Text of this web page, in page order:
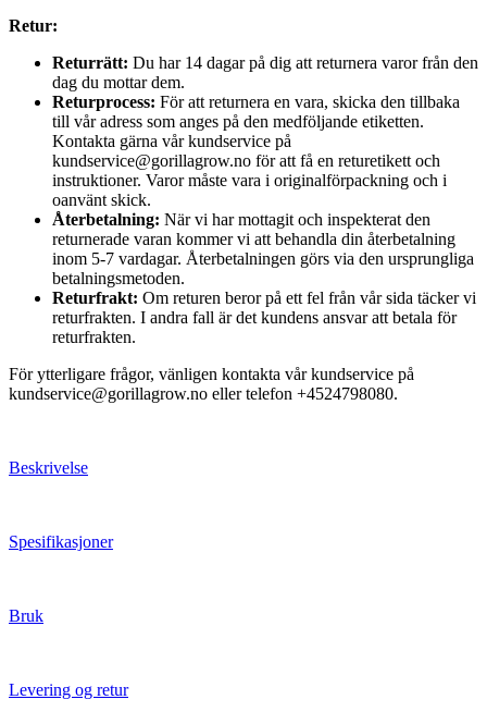
Retur:
Returrätt: Du har 14 dagar på dig att returnera varor från den
dag du mottar dem.
Returprocess: För att returnera en vara, skicka den tillbaka
till vår adress som anges på den medföljande etiketten.
Kontakta gärna vår kundservice på
kundservice@gorillagrow.no för att få en returetikett och
instruktioner. Varor måste vara i originalförpackning och i
oanvänt skick.
Återbetalning: När vi har mottagit och inspekterat den
returnerade varan kommer vi att behandla din återbetalning
inom 5-7 vardagar. Återbetalningen görs via den ursprungliga
betalningsmetoden.
Returfrakt: Om returen beror på ett fel från vår sida täcker vi
returfrakten. I andra fall är det kundens ansvar att betala för
returfrakten.
För ytterligare frågor, vänligen kontakta vår kundservice på
kundservice@gorillagrow.no eller telefon +4524798080.
Beskrivelse
Spesifikasjoner
Bruk
Levering og retur